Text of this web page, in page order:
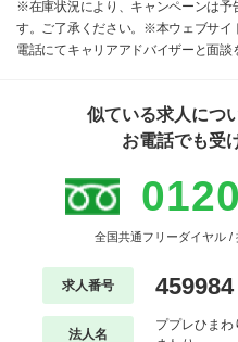
※在庫状況により、キャンペーンは予
す。ご了承ください。※本ウェブサイ
電話にてキャリアアドバイザーと面談
似ている求人につ
お電話でも受
全国共通フリーダイヤル /
求人番号 459984
法人名
ププレひま